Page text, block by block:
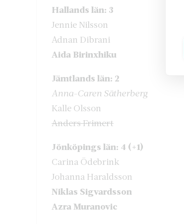
Hallands län: 3
Jennie Nilsson
Adnan Dibrani
Aida Birinxhiku
Jämtlands län: 2
Anna-Caren Sätherberg
Kalle Olsson
Anders Frimert
Jönköpings län: 4 (+1)
Carina Ödebrink
Johanna Haraldsson
Niklas Sigvardsson
Azra Muranovic